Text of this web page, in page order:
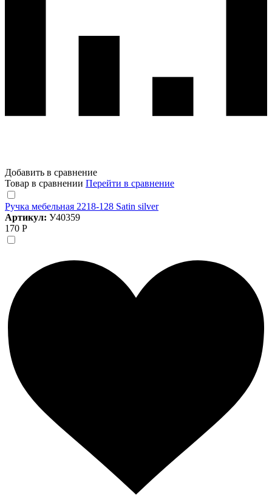
Добавить в сравнение
Товар в сравнении Перейти в сравнение
Ручка мебельная 2218-128 Satin silver
Артикул: У40359
170 Р